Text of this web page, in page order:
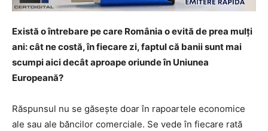
Există o întrebare pe care România o evită de prea mulți
ani: cât ne costă, în fiecare zi, faptul că banii sunt mai
scumpi aici decât aproape oriunde în Uniunea
Europeană?
Răspunsul nu se găsește doar în rapoartele economice
ale sau ale băncilor comerciale. Se vede în fiecare rată